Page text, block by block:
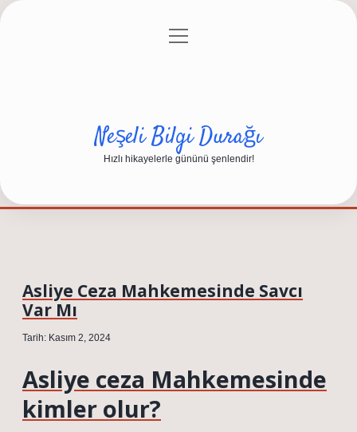
Gizlilik Politikası
menüyü
Neşeli Bilgi Durağı
Hızlı hikayelerle gününü şenlendir!
Asliye Ceza Mahkemesinde Savcı
Var Mı
Tarih: Kasım 2, 2024
Asliye ceza Mahkemesinde
kimler olur?